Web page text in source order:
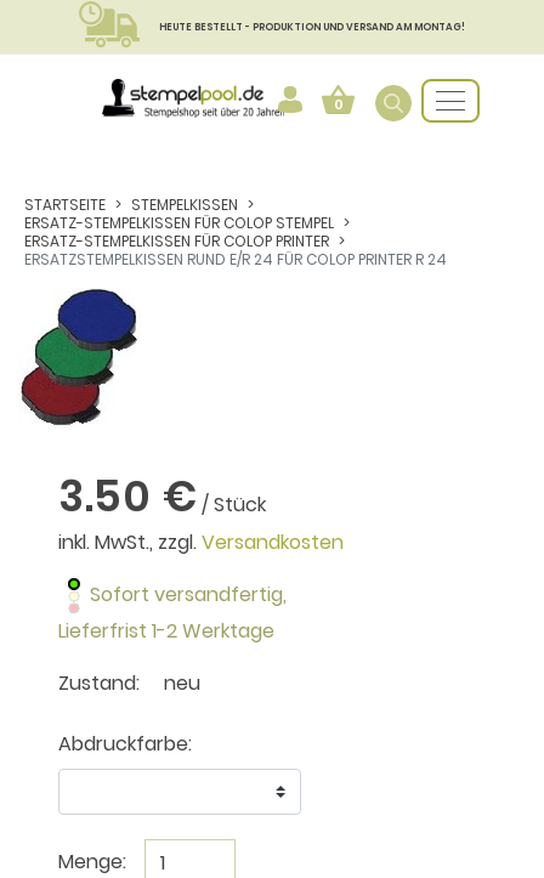
HEUTE BESTELLT - PRODUKTION UND VERSAND AM MONTAG!
0
STARTSEITE
STEMPELKISSEN
ERSATZ-STEMPELKISSEN FÜR COLOP STEMPEL
ERSATZ-STEMPELKISSEN FÜR COLOP PRINTER
ERSATZSTEMPELKISSEN RUND E/R 24 FÜR COLOP PRINTER R 24
3.50 € / Stück
inkl. MwSt., zzgl.Versandkosten
Sofort versandfertig,
Lieferfrist 1-2 Werktage
Zustand:
neu
Abdruckfarbe:
Menge: